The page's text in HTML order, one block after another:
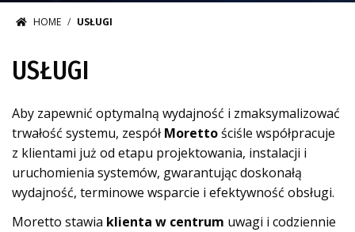
HOME USŁUGI
USŁUGI
Aby zapewnić optymalną wydajność i zmaksymalizować
trwałość systemu, zespół Morettościśle współpracuje
z klientami już od etapu projektowania, instalacji i
uruchomienia systemów, gwarantując doskonałą
wydajność, terminowe wsparcie i efektywność obsługi.
Moretto stawia klienta w centrum uwagi i codziennie